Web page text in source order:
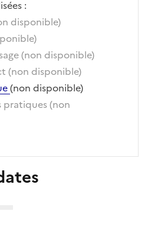
:
disponible)
(non disponible)
(non disponible)
(non disponible)
pratiques (non